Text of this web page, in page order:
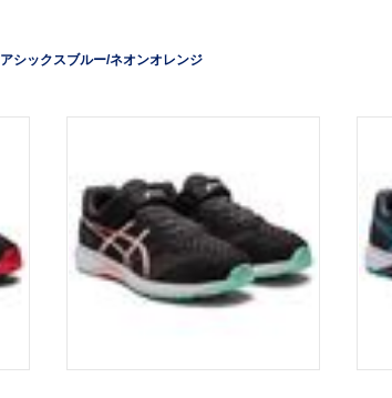
アシックスブルー/ネオンオレンジ